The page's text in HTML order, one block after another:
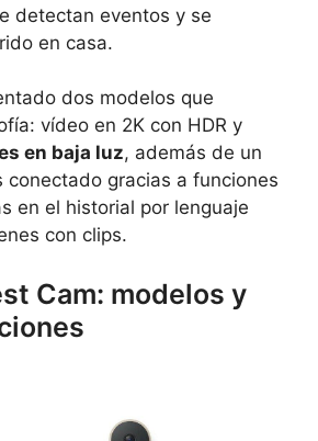
detectan eventos y se
en casa.
dos modelos que
vídeo en 2K con HDR y
en baja luz, además de un
conectado gracias a funciones
en el historial por lenguaje
con clips.
Cam: modelos y